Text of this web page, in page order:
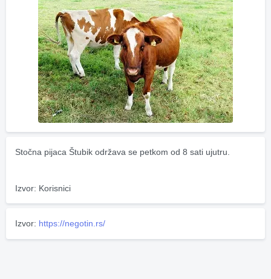
Stočna pijaca Štubik održava se petkom od 8 sati ujutru.
Izvor: Korisnici
Izvor: https://negotin.rs/